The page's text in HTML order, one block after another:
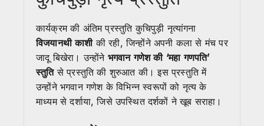
कार्यक्रम की अंतिम प्रस्तुति कुचिपुड़ी नृत्यांगना
विजयानथी काशीकी रही, जिन्होंने अपनी कला से मंच पर
जादू बिखेरा। उन्होंने भगवान गणेश की ‘महा गणपति’
स्तुतिसे प्रस्तुति की शुरुआत की। इस प्रस्तुति में
उन्होंने भगवान गणेश के विभिन्न स्वरूपों को नृत्य के
माध्यम से दर्शाया, जिसे उपस्थित दर्शकों ने खूब सराहा।